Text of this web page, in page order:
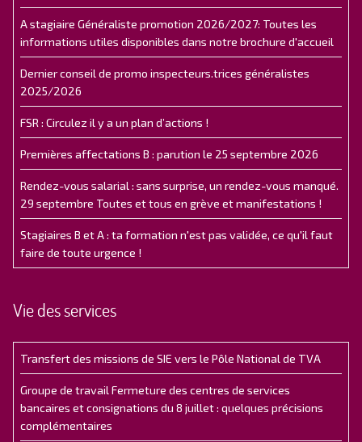
A stagiaire Généraliste promotion 2026/2027: Toutes les
informations utiles disponibles dans notre brochure d'accueil
Dernier conseil de promo inspecteurs.trices généralistes
2025/2026
FSR : Circulez il y a un plan d’actions !
Premières affectations B : parution le 25 septembre 2026
Rendez-vous salarial : sans surprise, un rendez-vous manqué.
29 septembre Toutes et tous en grève et manifestations !
Stagiaires B et A : ta formation n'est pas validée, ce qu'il faut
faire de toute urgence !
Vie des services
Transfert des missions de SIE vers le Pôle National de TVA
Groupe de travail Fermeture des centres de services
bancaires et consignations du 8 juillet : quelques précisions
complémentaires